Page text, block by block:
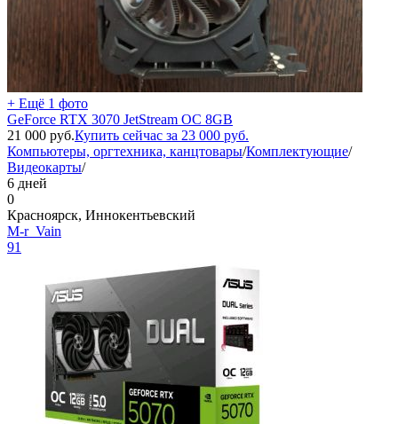
+ Ещё 1 фото
GeForce RTX 3070 JetStream OC 8GB
21 000 руб.Купить сейчас за 23 000 руб.
Компьютеры, оргтехника, канцтовары/Комплектующие/
Видеокарты/
6 дней
0
Красноярск, Иннокентьевский
M-r_Vain
91